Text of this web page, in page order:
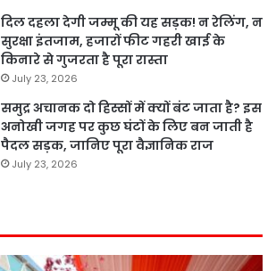
दिल दहला देगी जम्मू की यह सड़क! न रेलिंग, न
सुरक्षा इंतजाम, हजारों फीट गहरी खाई के
किनारे से गुजरता है पूरा रास्ता
July 23, 2026
समुद्र अचानक दो हिस्सों में क्यों बंट जाता है? इस
अनोखी जगह पर कुछ घंटों के लिए बन जाती है
पैदल सड़क, जानिए पूरा वैज्ञानिक राज
July 23, 2026